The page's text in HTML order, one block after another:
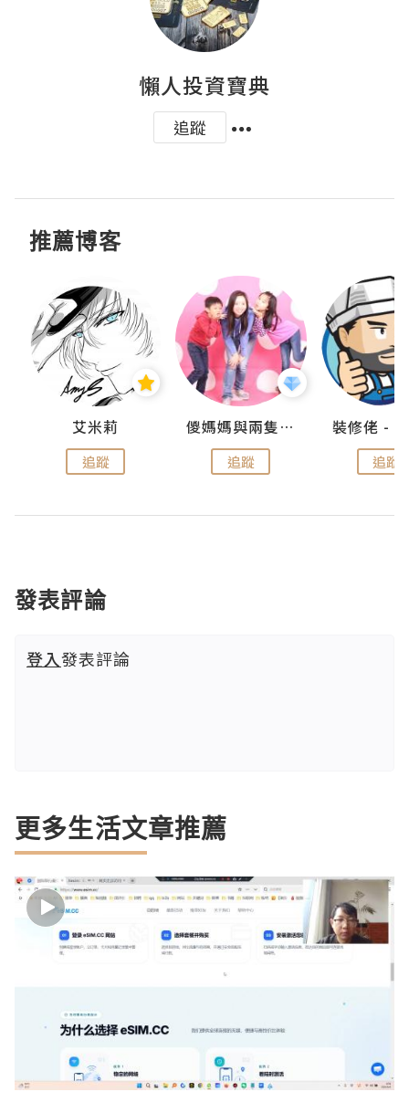
懶人投資寶典
追蹤
推薦博客
艾米莉
追蹤
儍媽媽與兩隻小魔怪之家
追蹤 追蹤
發表評論
登入發表評論
更多生活文章推薦